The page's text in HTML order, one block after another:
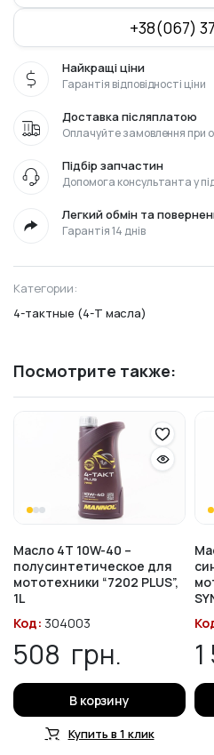
+38(067)
Найкращі ціни
Гарантія відповідності ціни
Доставка післяплатою
Оплачуйте замовлення при
Підбір запчастин
Допомога консультанта у
Легкий обмін та
Гарантія 14 днів
Категории:
4-тактные (4-Т масла)
Посмотрите также:
Масло 4T 10W-40 –
полусинтетическое для
мототехники “7202 PLUS”,
1L
Код: 304003
508 грн.
В корзину
Купить в 1 клик